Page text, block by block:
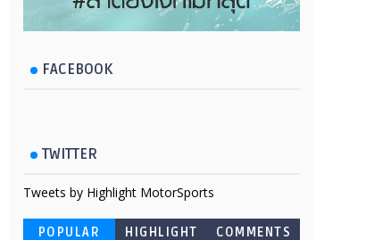
FACEBOOK
TWITTER
Tweets by Highlight MotorSports
POPULAR HIGHLIGHT COMMENTS